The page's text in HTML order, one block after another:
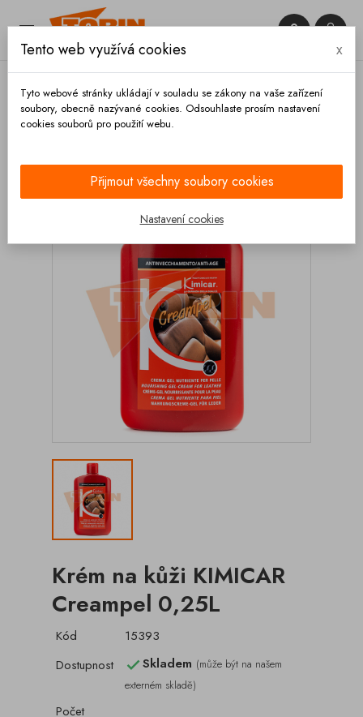
 

Krém na kůži KIMICAR
Creampel 0,25L
Kód
15393
Dostupnost
Skladem (může být na našem
externém skladě)
Počet
Tento web využívá cookies x
Tyto webové stránky ukládají v souladu se zákony na vaše zařízení
soubory, obecně nazývané cookies. Odsouhlaste prosím nastavení
cookies souborů pro použití webu.
Přijmout všechny soubory cookies
Nastavení cookies